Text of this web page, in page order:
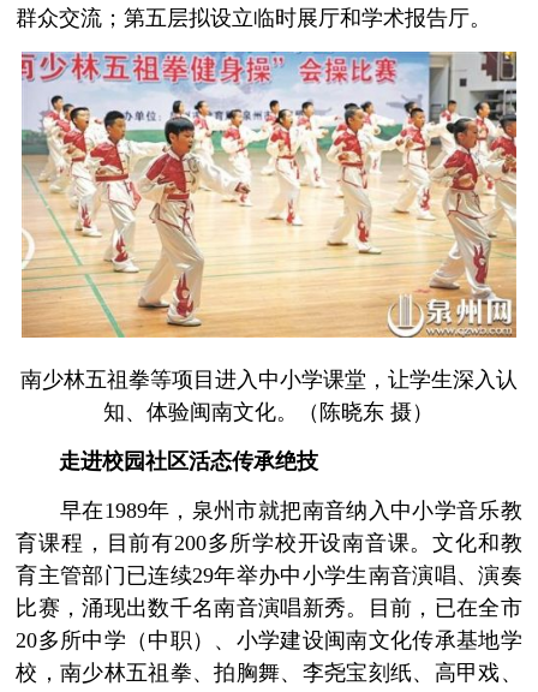
群众交流；第五层拟设立临时展厅和学术报告厅。
南少林五祖拳等项目进入中小学课堂，让学生深入认
知、体验闽南文化。（陈晓东 摄）
走进校园社区活态传承绝技
早在1989年，泉州市就把南音纳入中小学音乐教
育课程，目前有200多所学校开设南音课。文化和教
育主管部门已连续29年举办中小学生南音演唱、演奏
比赛，涌现出数千名南音演唱新秀。目前，已在全市
20多所中学（中职）、小学建设闽南文化传承基地学
校，南少林五祖拳、拍胸舞、李尧宝刻纸、高甲戏、